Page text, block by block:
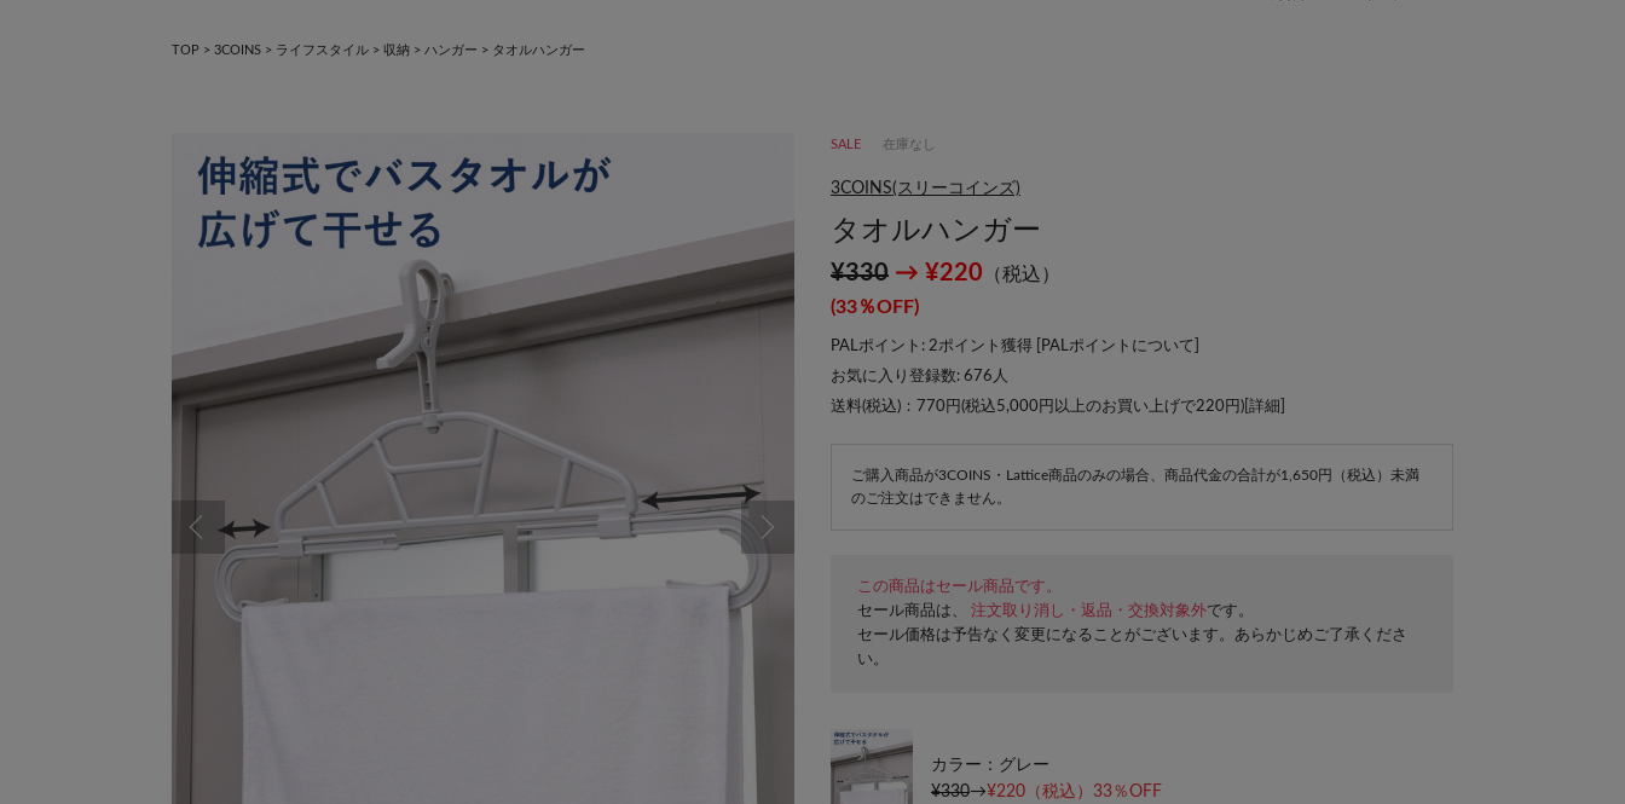
TOP > 3COINS > ライフスタイル > 収納 > ハンガー > タオルハンガー
SALE 在庫なし
3COINS(スリーコインズ)
タオルハンガー
¥330 → ¥220 （税込）
(33％OFF)
PALポイント: 2ポイント獲得 [ PALポイントについて
お気に入り登録数: 676 人
送料(税込)：770円(税込5,000円以上のお買い上げで220円)[ 詳細
ご購入商品が3COINS・Lattice商品のみの場合、商品代金の合計が1,650円（税込）未満
のご注文はできません。
この商品はセール商品です。
セール商品は、 注文取り消し・返品・交換対象外です。
セール価格は予告なく変更になることがございます。あらかじめご了承くださ
い。
カラー：グレー
¥330→¥220 （税込）33％OFF